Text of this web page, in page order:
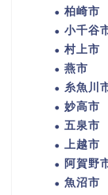
柏崎市
小千谷
村上市
燕市
糸魚川
妙高市
五泉市
上越市
阿賀野
魚沼市